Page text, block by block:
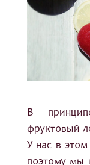
В
фруктовый
У нас в
поэтому мы